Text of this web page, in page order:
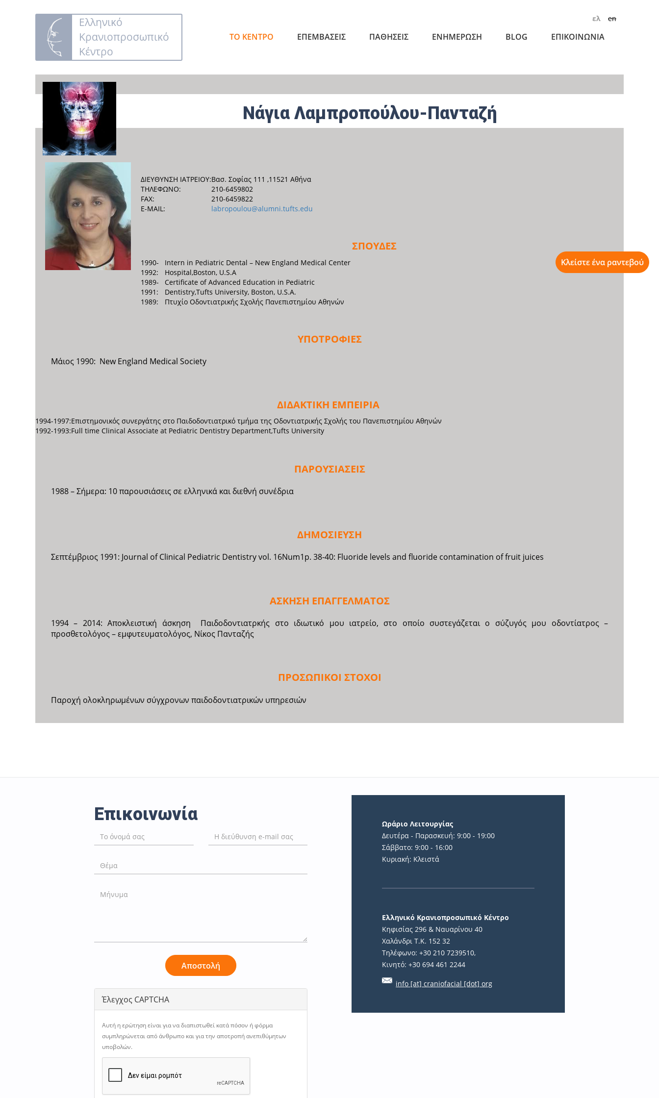
Ελληνικό
Κρανιοπροσωπικό
Κέντρο
en
ελ
ΤΟ ΚΕΝΤΡΟ ΕΠΕΜΒΑΣΕΙΣ ΠΑΘΗΣΕΙΣ ΕΝΗΜΕΡΩΣΗ BLOG ΕΠΙΚΟΙΝΩΝΙΑ
Νάγια Λαμπροπούλου-Πανταζή
ΔΙΕΥΘΥΝΣΗ ΙΑΤΡΕΙΟΥ:Βασ. Σοφίας 111 ,11521 Αθήνα
ΤΗΛΕΦΩΝΟ:
210-6459802
FAX:
210-6459822
E-MAIL:
labropoulou@alumni.tufts.edu
ΣΠΟΥΔΕΣ
1990-
1992:
Intern in Pediatric Dental – New England Medical Center
Hospital,Boston, U.S.A
1989-
1991:
Certificate of Advanced Education in Pediatric
Dentistry,Tufts University, Boston, U.S.A.
1989:
Πτυχίο Οδοντιατρικής Σχολής Πανεπιστημίου Αθηνών
ΥΠΟΤΡΟΦΙΕΣ
Μάιος 1990: New England Medical Society
ΔΙΔΑΚΤΙΚΗ ΕΜΠΕΙΡΙΑ
1994-1997:Επιστημονικός συνεργάτης στο Παιδοδοντιατρικό τμήμα της Οδοντιατρικής Σχολής του Πανεπιστημίου Αθηνών
1992-1993:Full time Clinical Associate at Pediatric Dentistry Department,Tufts University
ΠΑΡΟΥΣΙΑΣΕΙΣ
1988 – Σήμερα: 10 παρουσιάσεις σε ελληνικά και διεθνή συνέδρια
ΔΗΜΟΣΙΕΥΣΗ
Σεπτέμβριος 1991: Journal of Clinical Pediatric Dentistry vol. 16Num1p. 38-40: Fluoride levels and fluoride contamination of fruit juices
ΑΣΚΗΣΗ ΕΠΑΓΓΕΛΜΑΤΟΣ
1994 – 2014: Αποκλειστική άσκηση Παιδοδοντιατρκής στο ιδιωτικό μου ιατρείο, στο οποίο συστεγάζεται ο σύζυγός μου οδοντίατρος –
προσθετολόγος – εμφυτευματολόγος, Νίκος Πανταζής
ΠΡΟΣΩΠΙΚΟΙ ΣΤΟΧΟΙ
Παροχή ολοκληρωμένων σύγχρονων παιδοδοντιατρικών υπηρεσιών
Επικοινωνία
Αποστολή
Έλεγχος CAPTCHA
Αυτή η ερώτηση είναι για να διαπιστωθεί κατά πόσον ή φόρμα
συμπληρώνεται από άνθρωπο και για την αποτροπή ανεπιθύμητων
υποβολών.
Ωράριο Λειτουργίας
Δευτέρα - Παρασκευή: 9:00 - 19:00
Σάββατο: 9:00 - 16:00
Κυριακή: Κλειστά
Ελληνικό Κρανιοπροσωπικό Κέντρο
Κηφισίας 296 & Ναυαρίνου 40
Χαλάνδρι Τ.Κ. 152 32
Τηλέφωνο: +30 210 7239510,
Κινητό: +30 694 461 2244
info [at] craniofacial [dot] org
Κλείστε ένα ραντεβού